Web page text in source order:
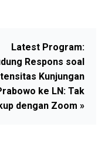
Latest Program:
Respons soal
Kunjungan
ke LN: Tak
dengan Zoom »